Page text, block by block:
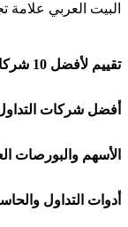
البيت العربي علامة
تقييم لأفضل 10 شركات تداول
شركة Capital.com
افاتريد AvaTrade
اكسنس Exness
أفضل شركات
شركات تداول
شركات تداول
الأسهم والبورصات
🌍 كل
أدوات التداول